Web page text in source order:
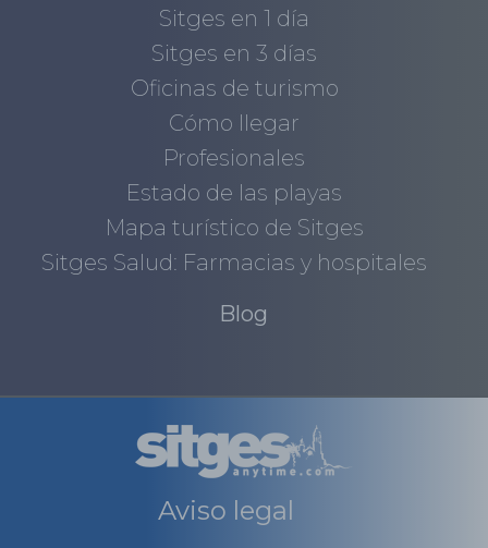
Sitges en 1 día
Sitges en 3 días
Oficinas de turismo
Cómo llegar
Profesionales
Estado de las playas
Mapa turístico de Sitges
Sitges Salud: Farmacias y hospitales
Blog
Aviso legal